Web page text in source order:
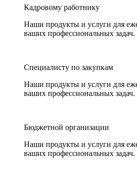
Кадровому работнику
Наши продукты и услуги для
ваших профессиональных задач.
Специалисту по закупкам
Наши продукты и услуги для
ваших профессиональных задач.
Бюджетной организации
Наши продукты и услуги для
ваших профессиональных задач.